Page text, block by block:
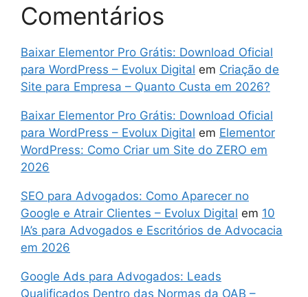
Comentários
Baixar Elementor Pro Grátis: Download Oficial
para WordPress – Evolux Digital em Criação de
Site para Empresa – Quanto Custa em 2026?
Baixar Elementor Pro Grátis: Download Oficial
para WordPress – Evolux Digital em Elementor
WordPress: Como Criar um Site do ZERO em
2026
SEO para Advogados: Como Aparecer no
Google e Atrair Clientes – Evolux Digital em 10
IA’s para Advogados e Escritórios de Advocacia
em 2026
Google Ads para Advogados: Leads
Qualificados Dentro das Normas da OAB –